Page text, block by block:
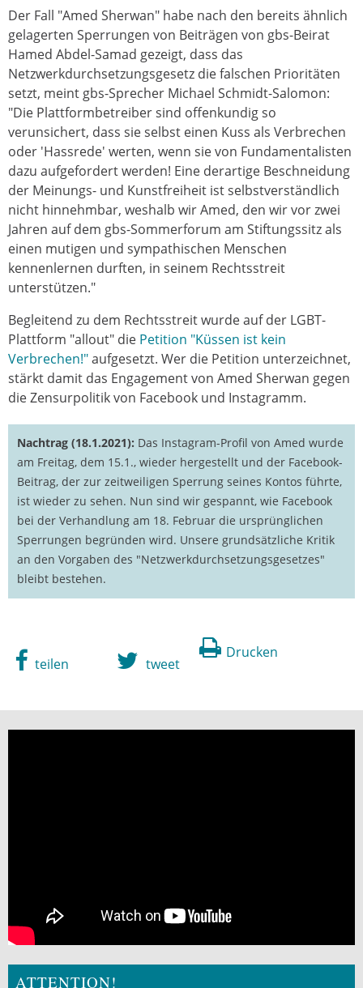
Der Fall "Amed Sherwan" habe nach den bereits ähnlich
gelagerten Sperrungen von Beiträgen von gbs-Beirat
Hamed Abdel-Samad gezeigt, dass das
Netzwerkdurchsetzungsgesetz die falschen Prioritäten
setzt, meint gbs-Sprecher Michael Schmidt-Salomon:
"Die Plattformbetreiber sind offenkundig so
verunsichert, dass sie selbst einen Kuss als Verbrechen
oder 'Hassrede' werten, wenn sie von Fundamentalisten
dazu aufgefordert werden! Eine derartige Beschneidung
der Meinungs- und Kunstfreiheit ist selbstverständlich
nicht hinnehmbar, weshalb wir Amed, den wir vor zwei
Jahren auf dem gbs-Sommerforum am Stiftungssitz als
einen mutigen und sympathischen Menschen
kennenlernen durften, in seinem Rechtsstreit
unterstützen."
Begleitend zu dem Rechtsstreit wurde auf der LGBT-
Plattform "allout" die Petition "Küssen ist kein
Verbrechen!"aufgesetzt. Wer die Petition unterzeichnet,
stärkt damit das Engagement von Amed Sherwan gegen
die Zensurpolitik von Facebook und Instagramm.
Nachtrag (18.1.2021): Das Instagram-Profil von Amed wurde
am Freitag, dem 15.1., wieder hergestellt und der Facebook-
Beitrag, der zur zeitweiligen Sperrung seines Kontos führte,
ist wieder zu sehen. Nun sind wir gespannt, wie Facebook
bei der Verhandlung am 18. Februar die ursprünglichen
Sperrungen begründen wird. Unsere grundsätzliche Kritik
an den Vorgaben des "Netzwerkdurchsetzungsgesetzes"
bleibt bestehen.
Drucken
teilen tweet
ATTENTION!